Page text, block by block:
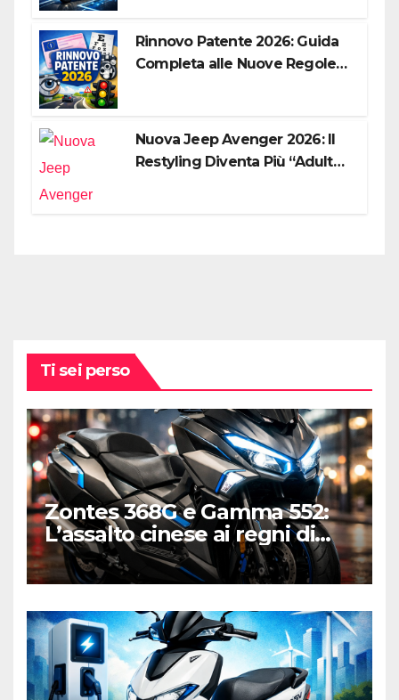
Rinnovo Patente 2026: Guida
Completa alle Nuove Regole,
Nuova Jeep Avenger 2026: Il
Restyling Diventa Più “Adulto”,
Ti sei perso
Zontes 368G e Gamma 552:
L’assalto cinese ai regni di
Honda e Yamaha